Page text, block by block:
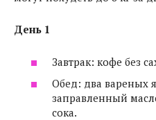
День 1
Завтрак: кофе без
Обед: два вареных
заправленный
сока.